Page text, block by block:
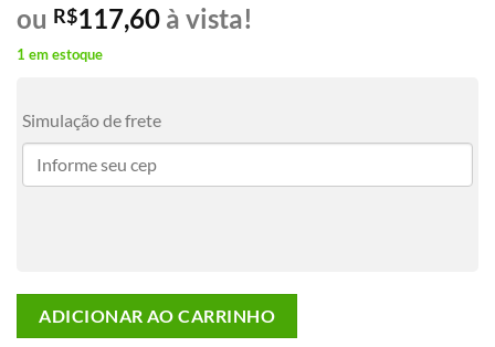
ou R$117,60 à vista!
1 em estoque
Simulação de frete
ADICIONAR AO CARRINHO